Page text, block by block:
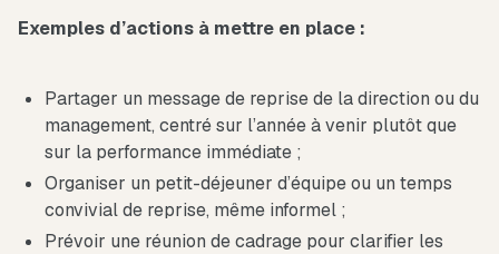
Exemples d’actions à mettre en place :
Partager un message de reprise de la direction ou du
management, centré sur l’année à venir plutôt que
sur la performance immédiate ;
Organiser un petit-déjeuner d’équipe ou un temps
convivial de reprise, même informel ;
Prévoir une réunion de cadrage pour clarifier les